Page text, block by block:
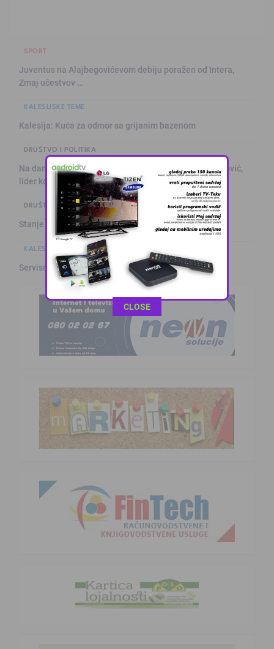
SPORT
Juventus na Alajbegovićevom debiju poražen od Intera,
Zmaj učestvov …
KALESIJSKE TEME
Kalesija: Kuća za odmor sa grijanim bazenom
DRUŠTVO I POLITIKA
Na današnji dan prije 101. godine rođen Alija Izetbegović,
lider ko …
DRUŠTVO I POLITIKA
Stanje na putevima
KALESIJSKE TEME
Servisne informacije iz Kalesije (8.8.2026.)
This popup will close in:
CLOSE